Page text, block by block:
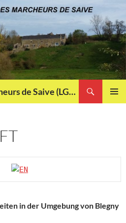
Cercle Royal des Marcheurs de Saive (LG013)
in der Umgebung von Blegny